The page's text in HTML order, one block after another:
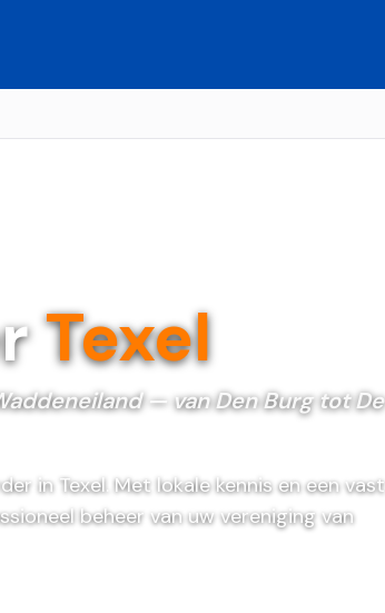
Texel
— van Den Burg tot De
in Texel. Met lokale kennis en een vast
beheer van uw vereniging van